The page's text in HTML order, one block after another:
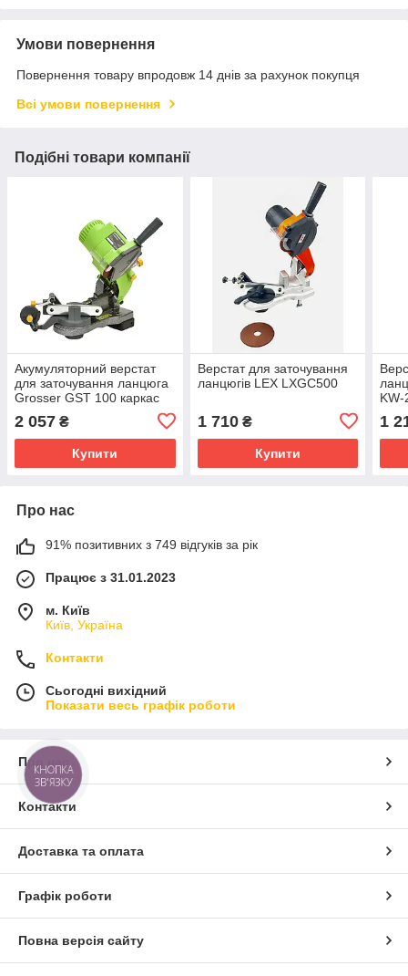
Умови повернення
Повернення товару впродовж 14 днів за рахунок покупця
Всі умови повернення
Подібні товари компанії
Акумуляторний верстат
для заточування ланцюга
Grosser GST 100 каркас
2 057 ₴
Купити
Верстат для заточування
ланцюгів LEX LXGC500
1 710₴
Купити
KW-
1
Про нас
91% позитивних з 749 відгуків за рік
Працює з 31.01.2023
м. Київ
Київ, Україна
Контакти
Сьогодні вихідний
Показати весь графік роботи
Про нас
Контакти
Доставка та оплата
Графік роботи
Повна версія сайту
КНОПКА
ЗВ'ЯЗКУ